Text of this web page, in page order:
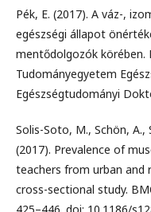
Pék, E. (2017). A váz-,
egészségi állapot
mentődolgozók körében.
Tudományegyetem
Egészségtudományi
Solis-Soto, M., Schön, A.,
(2017). Prevalence of
teachers from urban and
cross-sectional study.